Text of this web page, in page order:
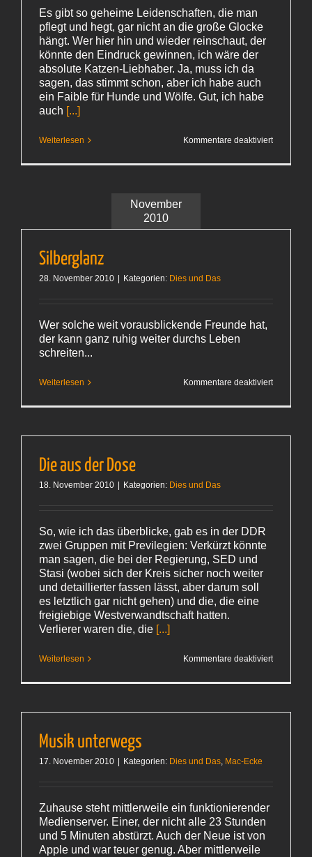
Es gibt so geheime Leidenschaften, die man
pflegt und hegt, gar nicht an die große Glocke
hängt. Wer hier hin und wieder reinschaut, der
könnte den Eindruck gewinnen, ich wäre der
absolute Katzen-Liebhaber. Ja, muss ich da
sagen, das stimmt schon, aber ich habe auch
ein Faible für Hunde und Wölfe. Gut, ich habe
auch [...]
Weiterlesen Kommentare deaktiviertfür
November
2010
Silberglanz
28. November 2010 Kategorien: Dies und Das
Wer solche weit vorausblickende Freunde hat,
der kann ganz ruhig weiter durchs Leben
schreiten...
Weiterlesen Kommentare deaktiviertfür
Die aus der Dose
18. November 2010 Kategorien: Dies und Das
So, wie ich das überblicke, gab es in der DDR
zwei Gruppen mit Previlegien: Verkürzt könnte
man sagen, die bei der Regierung, SED und
Stasi (wobei sich der Kreis sicher noch weiter
und detaillierter fassen lässt, aber darum soll
es letztlich gar nicht gehen) und die, die eine
freigiebige Westverwandtschaft hatten.
Verlierer waren die, die [...]
Weiterlesen Kommentare deaktiviertfür
Musik unterwegs
17. November 2010 Kategorien: Dies und Das, Mac-Ecke
Zuhause steht mittlerweile ein funktionierender
Medienserver. Einer, der nicht alle 23 Stunden
und 5 Minuten abstürzt. Auch der Neue ist von
Apple und war teuer genug. Aber mittlerweile